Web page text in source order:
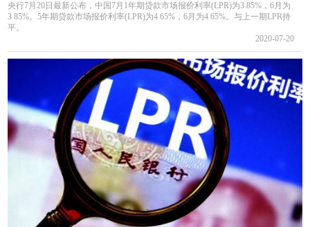
央行7月20日最新公布，中国7月1年期贷款市场报价利率(LPR)为3 85%，6月为
3 85%。5年期贷款市场报价利率(LPR)为4 65%，6月为4 65%。与上一期LPR持
平。
2020-07-20